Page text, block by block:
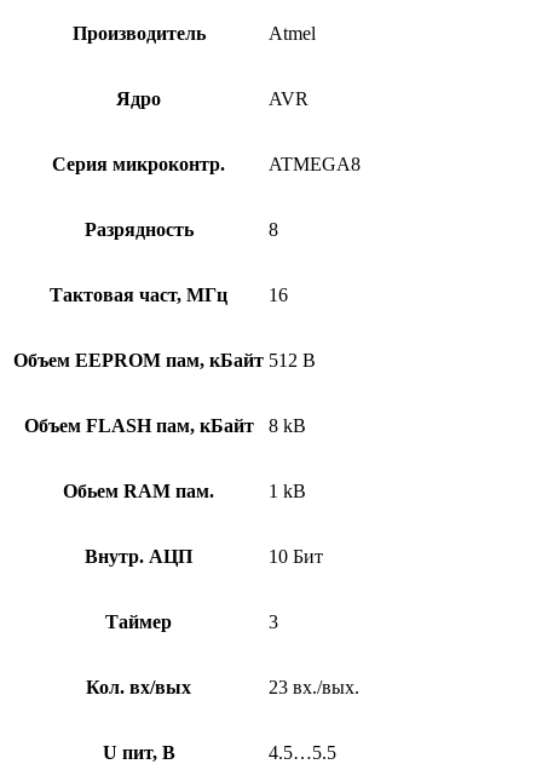
Производитель Atmel
Ядро AVR
Серия микроконтр. ATMEGA8
Разрядность 8
Тактовая част, МГц 16
Объем EEPROM пам, кБайт 512 B
Объем FLASH пам, кБайт 8 kB
Обьем RAM пам. 1 kB
Внутр. АЦП 10 Бит
Таймер 3
Кол. вх/вых 23 вх./вых.
U пит, В 4.5…5.5